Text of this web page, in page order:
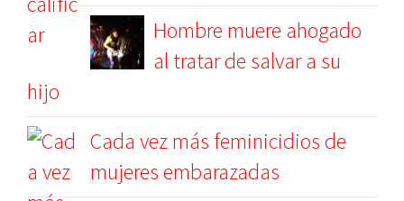
Hombre muere ahogado
al tratar de salvar a su
hijo
Cada vez más feminicidios de
mujeres embarazadas